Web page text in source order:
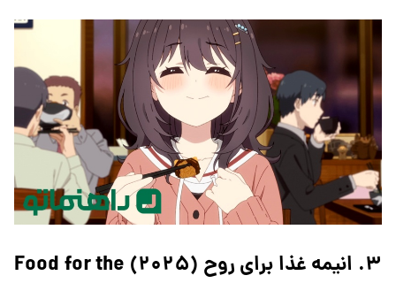
۳. انیمه غذا برای روح (۲۰۲۵) Food for the